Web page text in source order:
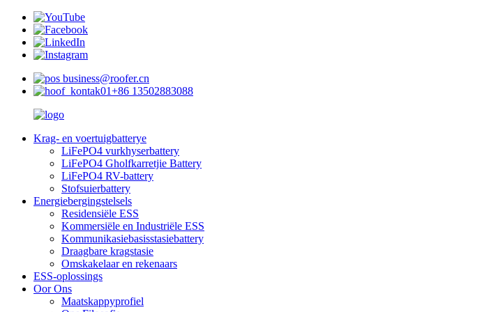
business@roofer.cn
+86 13502883088
Krag- en voertuigbatterye
LiFePO4 vurkhyserbattery
LiFePO4 Gholfkarretjie Battery
LiFePO4 RV-battery
Stofsuierbattery
Energiebergingstelsels
Residensiële ESS
Kommersiële en Industriële ESS
Kommunikasiebasisstasiebattery
Draagbare kragstasie
Omskakelaar en rekenaars
ESS-oplossings
Oor Ons
Maatskappyprofiel